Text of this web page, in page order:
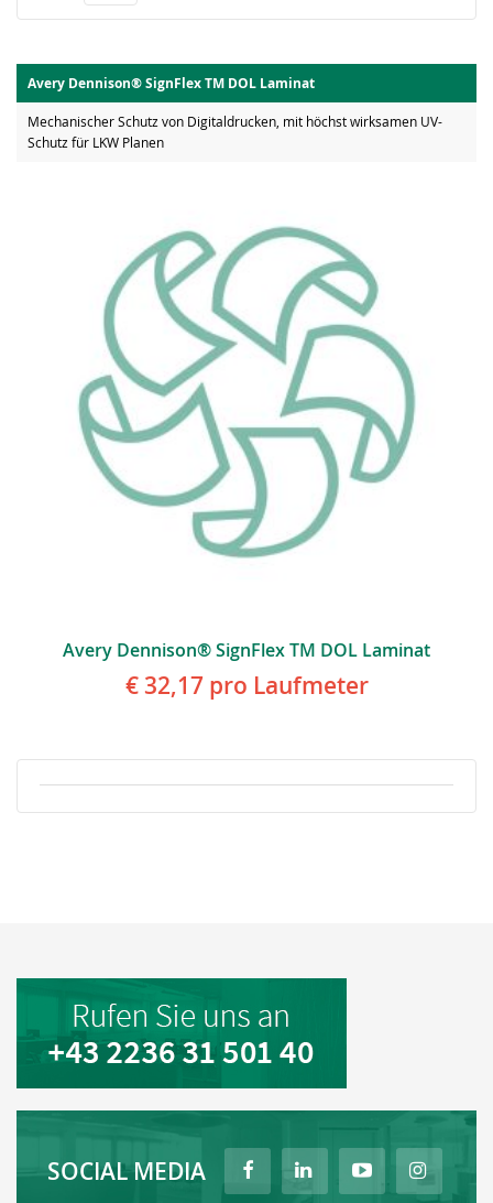
Avery Dennison® SignFlex TM DOL Laminat
Mechanischer Schutz von Digitaldrucken, mit höchst wirksamen UV-
Schutz für LKW Planen
Avery Dennison® SignFlex TM DOL Laminat
€ 32,17pro Laufmeter
SOCIAL MEDIA